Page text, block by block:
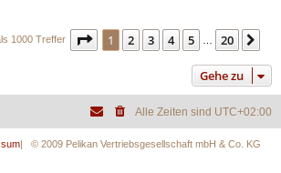
1000 Treffer Seite 1von 20
1 2 3 4 5 … 20
Gehe zu
Alle Zeiten sind UTC+02:00
| © 2009 Pelikan Vertriebsgesellschaft mbH & Co. KG